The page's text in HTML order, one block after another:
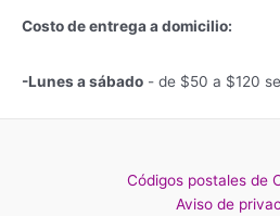
Costo de entrega a domicilio:
-Lunes a sábado - de $50 a $120
Códigos postales de
Aviso de